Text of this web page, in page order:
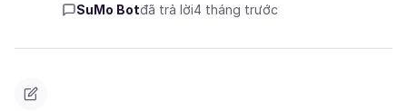
SuMo Botđã trả lời4 tháng trước